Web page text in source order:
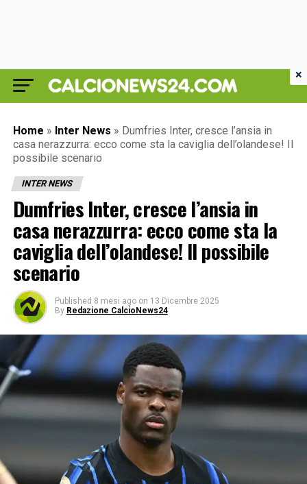
Home » Inter News » Dumfries Inter, cresce l’ansia in
casa nerazzurra: ecco come sta la caviglia dell’olandese! Il
possibile scenario
INTER NEWS
Dumfries Inter, cresce l’ansia in
casa nerazzurra: ecco come sta la
caviglia dell’olandese! Il possibile
scenario
Published 8 mesi ago on 13 Dicembre 2025
By Redazione CalcioNews24
×